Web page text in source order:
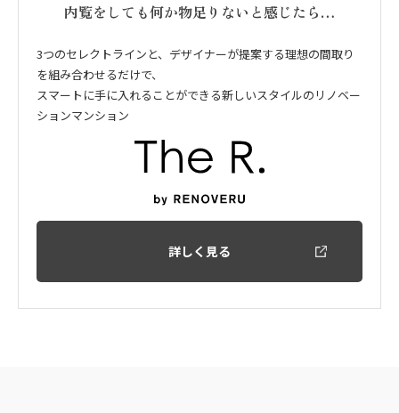
内覧をしても何か物足りないと感じたら…
3つのセレクトラインと、デザイナーが提案する理想の間取り
を組み合わせるだけで、
スマートに手に入れることができる新しいスタイルのリノベー
ションマンション
詳しく見る